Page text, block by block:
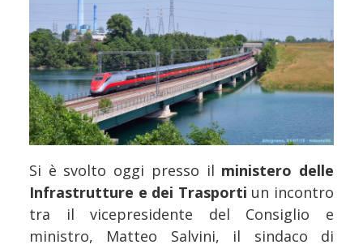
Si è svolto oggi presso il ministero delle
Infrastrutture e dei Trasporti un incontro
tra il vicepresidente del Consiglio e
ministro, Matteo Salvini, il sindaco di